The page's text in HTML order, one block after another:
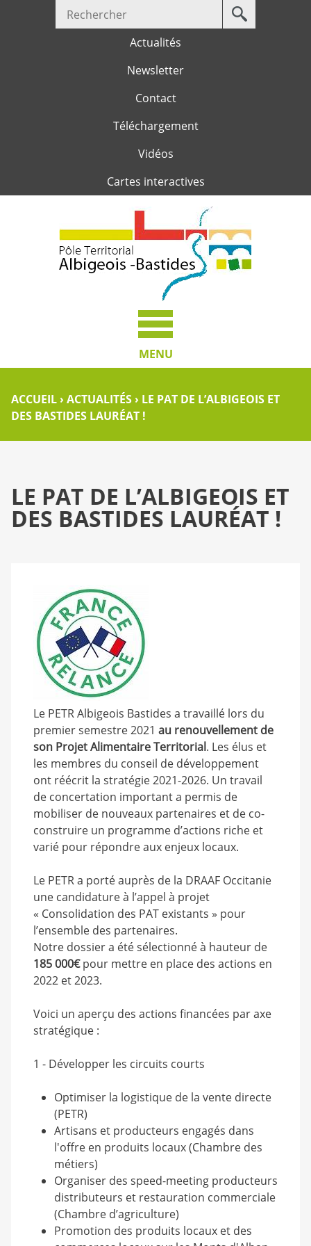
Jump to navigation
Votre
recherche
Actualités
Newsletter
Contact
Téléchargement
Vidéos
Cartes interactives
MENU
ACCUEIL ›ACTUALITÉS › LE PAT DE L’ALBIGEOIS ET
DES BASTIDES LAURÉAT !
LE PAT DE L’ALBIGEOIS ET
DES BASTIDES LAURÉAT !
Le PETR Albigeois Bastides a travaillé lors du
premier semestre 2021 au renouvellement de
son Projet Alimentaire Territorial. Les élus et
les membres du conseil de développement
ont réécrit la stratégie 2021-2026. Un travail
de concertation important a permis de
mobiliser de nouveaux partenaires et de co-
construire un programme d’actions riche et
varié pour répondre aux enjeux locaux.
Le PETR a porté auprès de la DRAAF Occitanie
une candidature à l’appel à projet
« Consolidation des PAT existants » pour
l’ensemble des partenaires.
Notre dossier a été sélectionné à hauteur de
185 000€pour mettre en place des actions en
2022 et 2023.
Voici un aperçu des actions financées par axe
stratégique :
1 - Développer les circuits courts
Optimiser la logistique de la vente directe
(PETR)
Artisans et producteurs engagés dans
l'offre en produits locaux (Chambre des
métiers)
Organiser des speed-meeting producteurs
distributeurs et restauration commerciale
(Chambre d’agriculture)
Promotion des produits locaux et des